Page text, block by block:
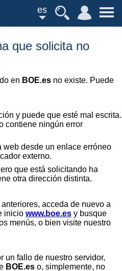
es
que solicita no
en BOE.es no existe. Puede
y puede que esté mal escrita.
contiene ningún error
web desde un enlace erróneo
externo.
que está solicitando ha
otra dirección distinta.
acceda de nuevo a
inicio www.boe.es y busque
menús, o bien visite nuestro
un fallo de nuestro servidor,
BOE.es o, simplemente, no